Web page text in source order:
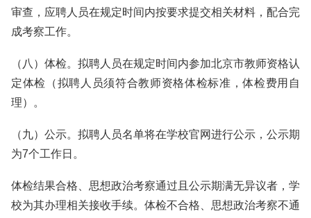
审查，应聘人员在规定时间内按要求提交相关材料，配合完
成考察工作。
（八）体检。拟聘人员在规定时间内参加北京市教师资格认
定体检（拟聘人员须符合教师资格体检标准，体检费用自
理）。
（九）公示。拟聘人员名单将在学校官网进行公示，公示期
为7个工作日。
体检结果合格、思想政治考察通过且公示期满无异议者，学
校为其办理相关接收手续。体检不合格、思想政治考察不通